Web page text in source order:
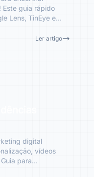
Este guia rápido
Lens, TinEye e
Ler artigo
digital
vídeos
para